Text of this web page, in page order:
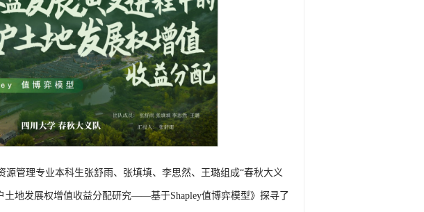
管理专业本科生张舒雨、张填填、李思然、王璐组成“春秋大义
土地发展权增值收益分配研究——基于Shapley值博弈模型》探寻了